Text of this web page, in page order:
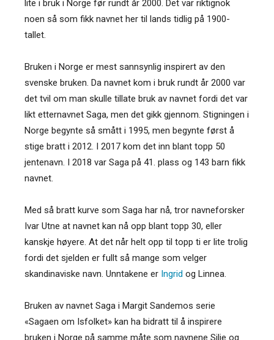
lite i bruk i Norge før rundt år 2000. Det var riktignok
noen så som fikk navnet her til lands tidlig på 1900-
tallet.
Bruken i Norge er mest sannsynlig inspirert av den
svenske bruken. Da navnet kom i bruk rundt år 2000 var
det tvil om man skulle tillate bruk av navnet fordi det var
likt etternavnet Saga, men det gikk gjennom. Stigningen i
Norge begynte så smått i 1995, men begynte først å
stige bratt i 2012. I 2017 kom det inn blant topp 50
jentenavn. I 2018 var Saga på 41. plass og 143 barn fikk
navnet.
Med så bratt kurve som Saga har nå, tror navneforsker
Ivar Utne at navnet kan nå opp blant topp 30, eller
kanskje høyere. At det når helt opp til topp ti er lite trolig
fordi det sjelden er fullt så mange som velger
skandinaviske navn. Unntakene er Ingrid og Linnea.
Bruken av navnet Saga i Margit Sandemos serie
«Sagaen om Isfolket» kan ha bidratt til å inspirere
bruken i Norge på samme måte som navnene Silje og